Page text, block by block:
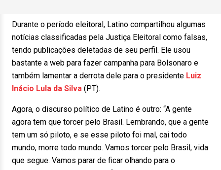
Durante o período eleitoral, Latino compartilhou algumas
notícias classificadas pela Justiça Eleitoral como falsas,
tendo publicações deletadas de seu perfil. Ele usou
bastante a web para fazer campanha para Bolsonaro e
também lamentar a derrota dele para o presidente Luiz
Inácio Lula da Silva (PT).
Agora, o discurso político de Latino é outro: “A gente
agora tem que torcer pelo Brasil. Lembrando, que a gente
tem um só piloto, e se esse piloto foi mal, cai todo
mundo, morre todo mundo. Vamos torcer pelo Brasil, vida
que segue. Vamos parar de ficar olhando para o